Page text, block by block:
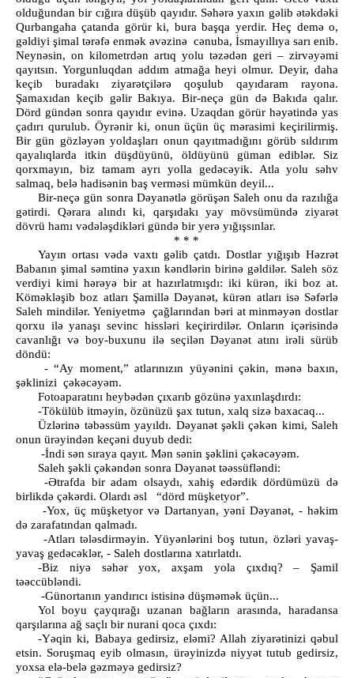
olduğundan bir cığıra düşüb qayıdır. Səhərə yaxın gəlib ətəkdəki
Qurbangaha çatanda görür ki, bura başqa yerdir. Heç demə o,
gəldiyi şimal tərəfə enmək əvəzinə cənuba, İsmayıllıya sarı enib.
Neynəsin, on kilometrdən artıq yolu təzədən geri – zirvəyəmi
qayıtsın. Yorgunluqdan addım atmağa heyi olmur. Deyir, daha
keçib buradakı ziyarətçilərə qoşulub qayıdaram rayona.
Şamaxıdan keçib gəlir Bakıya. Bir-neçə gün də Bakıda qalır.
Dörd gündən sonra qayıdır evinə. Uzaqdan görür həyətində yas
çadırı qurulub. Öyrənir ki, onun üçün üç mərasimi keçirilirmiş.
Bir gün gözləyən yoldaşları onun qayıtmadığını görüb sıldırım
qayalıqlarda itkin düşdüyünü, öldüyünü güman ediblər. Siz
qorxmayın, biz tamam ayrı yolla gedəcəyik. Atla yolu səhv
salmaq, belə hadisənin baş verməsi mümkün deyil...
Bir-neçə gün sonra Dəyanətlə görüşən Saleh onu da razılığa
gətirdi. Qərara alındı ki, qarşıdakı yay mövsümündə ziyarət
dövrü hamı vədələşdikləri gündə bir yerə yığışsınlar.
* * *
Yayın ortası vədə vaxtı gəlib çatdı. Dostlar yığışıb Həzrət
Babanın şimal səmtinə yaxın kəndlərin birinə gəldilər. Saleh söz
verdiyi kimi hərəyə bir at hazırlatmışdı: iki kürən, iki boz at.
Köməkləşib boz atları Şamillə Dəyanət, kürən atları isə Səfərlə
Saleh mindilər. Yeniyetmə çağlarından bəri at minməyən dostlar
qorxu ilə yanaşı sevinc hissləri keçirirdilər. Onların içərisində
cavanlığı və boy-buxunu ilə seçilən Dəyanət atını irəli sürüb
döndü:
- “Ay moment,” atlarınızın yüyənini çəkin, mənə baxın,
şəklinizi çəkəcəyəm.
Fotoaparatını heybədən çıxarıb gözünə yaxınlaşdırdı:
-Tökülüb itməyin, özünüzü şax tutun, xalq sizə baxacaq...
Üzlərinə təbəssüm yayıldı. Dəyanət şəkli çəkən kimi, Saleh
onun ürəyindən keçəni duyub dedi:
-İndi sən sıraya qayıt. Mən sənin şəklini çəkəcəyəm.
Saleh şəkli çəkəndən sonra Dəyanət təəssüfləndi:
-Ətrafda bir adam olsaydı, xahiş edərdik dördümüzü də
birlikdə çəkərdi. Olardı əsl “dörd müşketyor”.
-Yox, üç müşketyor və Dartanyan, yəni Dəyanət, - həkim
də zarafatından qalmadı.
-Atları tələsdirməyin. Yüyənlərini boş tutun, özləri yavaş-
yavaş gedəcəklər, - Saleh dostlarına xatırlatdı.
-Biz niyə səhər yox, axşam yola çıxdıq? – Şamil
təəccübləndi.
-Günortanın yandırıcı istisinə düşməmək üçün...
Yol boyu çayqırağı uzanan bağların arasında, haradansa
qarşılarına ağ saçlı bir nurani qoca çıxdı:
-Yəqin ki, Babaya gedirsiz, eləmi? Allah ziyarətinizi qəbul
etsin. Soruşmaq eyib olmasın, ürəyinizdə niyyət tutub gedirsiz,
yoxsa elə-belə gəzməyə gedirsiz?